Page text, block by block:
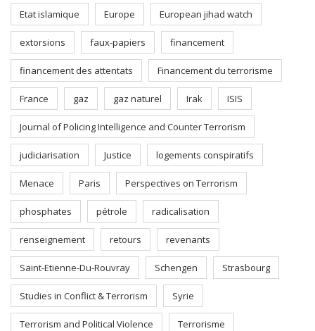
Etat islamique Europe European jihad watch
extorsions faux-papiers financement
financement des attentats Financement du terrorisme
France gaz gaz naturel Irak ISIS
Journal of Policing Intelligence and Counter Terrorism
judiciarisation Justice logements conspiratifs
Menace Paris Perspectives on Terrorism
phosphates pétrole radicalisation
renseignement retours revenants
Saint-Etienne-Du-Rouvray Schengen Strasbourg
Studies in Conflict & Terrorism Syrie
Terrorism and Political Violence Terrorisme